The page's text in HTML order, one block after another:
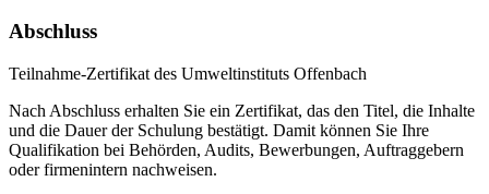
Abschluss
Teilnahme-Zertifikat des Umweltinstituts Offenbach
Nach Abschluss erhalten Sie ein Zertifikat, das den Titel, die Inhalte
und die Dauer der Schulung bestätigt. Damit können Sie Ihre
Qualifikation bei Behörden, Audits, Bewerbungen, Auftraggebern
oder firmenintern nachweisen.